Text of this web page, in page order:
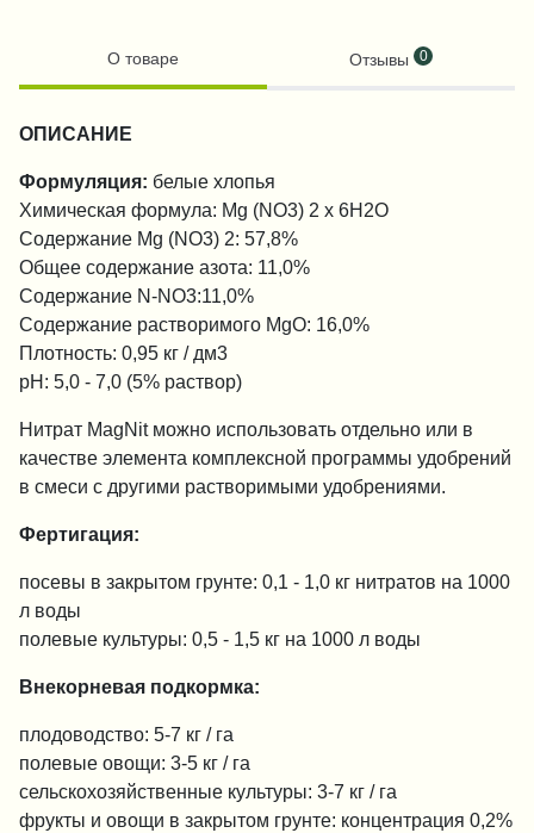
О товаре Отзывы 0
ОПИСАНИЕ
Формуляция: белые хлопья
Химическая формула: Mg (NO3) 2 x 6H2O
Содержание Mg (NO3) 2: 57,8%
Общее содержание азота: 11,0%
Содержание N-NO3:11,0%
Содержание растворимого MgO: 16,0%
Плотность: 0,95 кг / дм3
pH: 5,0 - 7,0 (5% раствор)
Нитрат MagNit можно использовать отдельно или в
качестве элемента комплексной программы удобрений
в смеси с другими растворимыми удобрениями.
Фертигация:
посевы в закрытом грунте: 0,1 - 1,0 кг нитратов на 1000
л воды
полевые культуры: 0,5 - 1,5 кг на 1000 л воды
Внекорневая подкормка:
плодоводство: 5-7 кг / га
полевые овощи: 3-5 кг / га
сельскохозяйственные культуры: 3-7 кг / га
фрукты и овощи в закрытом грунте: концентрация 0,2%